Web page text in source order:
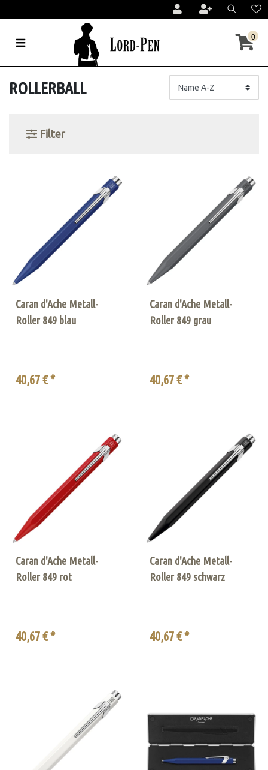
0
ROLLERBALL
Filter
Caran d'Ache Metall-
Roller 849 blau
40,67 € *
Caran d'Ache Metall-
Roller 849 grau
40,67 € *
Caran d'Ache Metall-
Roller 849 rot
40,67 € *
Caran d'Ache Metall-
Roller 849 schwarz
40,67 € *